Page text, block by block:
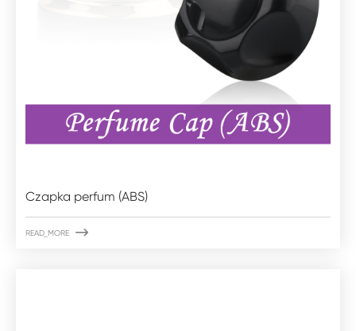
Czapka perfum (ABS)
READ_MORE 